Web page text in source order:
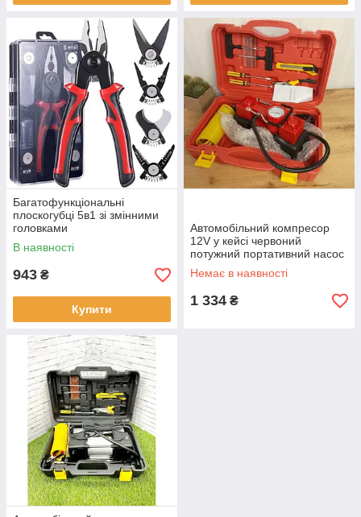
Багатофункціональні
плоскогубці 5в1 зі змінними
головками
В наявності
943 ₴
Купити
Автомобільний компресор
12V у кейсі червоний
потужний портативний насос
для підкачки шин авто
мотоцикла велосипеда
Немає в наявності
1 334 ₴